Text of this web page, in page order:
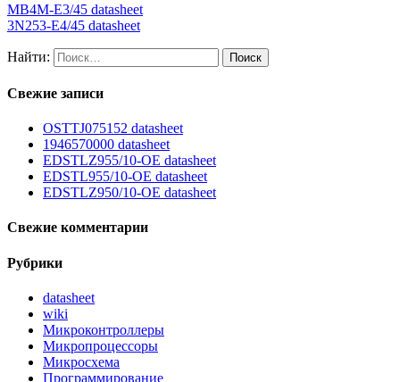
MB4M-E3/45 datasheet
3N253-E4/45 datasheet
Найти:
Свежие записи
OSTTJ075152 datasheet
1946570000 datasheet
EDSTLZ955/10-OE datasheet
EDSTL955/10-OE datasheet
EDSTLZ950/10-OE datasheet
Свежие комментарии
Рубрики
datasheet
wiki
Микроконтроллеры
Микропроцессоры
Микросхема
Программирование